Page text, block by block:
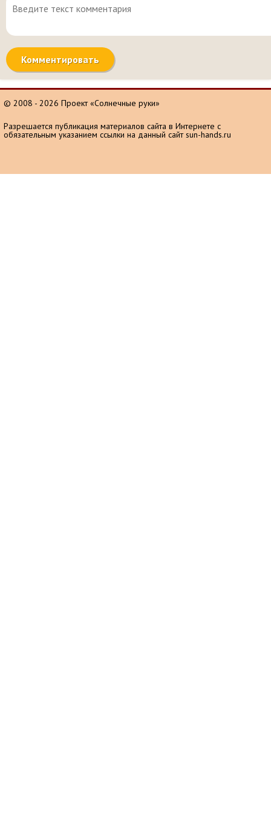
© 2008 - 2026 Проект «Солнечные руки»
Разрешается публикация материалов сайта в Интернете с
обязательным указанием ссылки на данный сайт sun-hands.ru